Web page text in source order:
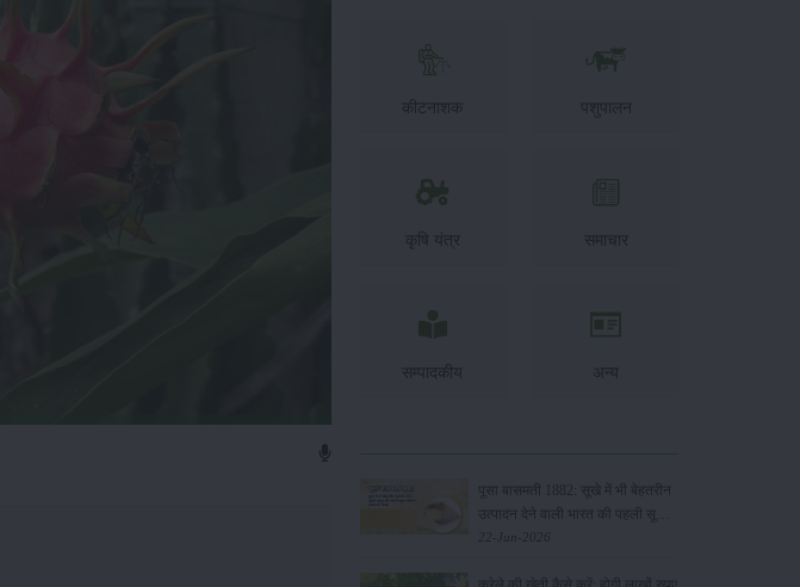
कीटनाशक पशुपालन
कृषि यंत्र समाचार
सम्पादकीय अन्य
पूसा बासमती 1882: सूखे में भी बेहतरीन
उत्पादन देने वाली भारत की पहली सूखा-
सहिष्णु बासमती किस्म
22-Jun-2026